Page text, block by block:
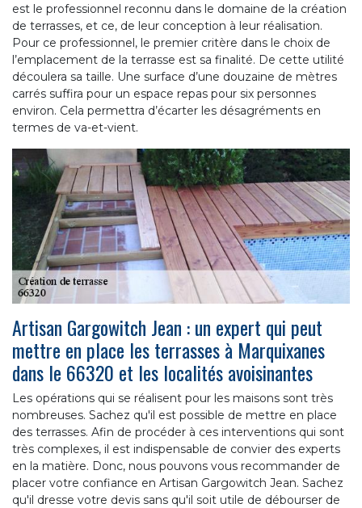
est le professionnel reconnu dans le domaine de la création
de terrasses, et ce, de leur conception à leur réalisation.
Pour ce professionnel, le premier critère dans le choix de
l’emplacement de la terrasse est sa finalité. De cette utilité
découlera sa taille. Une surface d’une douzaine de mètres
carrés suffira pour un espace repas pour six personnes
environ. Cela permettra d’écarter les désagréments en
termes de va-et-vient.
Artisan Gargowitch Jean : un expert qui peut
mettre en place les terrasses à Marquixanes
dans le 66320 et les localités avoisinantes
Les opérations qui se réalisent pour les maisons sont très
nombreuses. Sachez qu'il est possible de mettre en place
des terrasses. Afin de procéder à ces interventions qui sont
très complexes, il est indispensable de convier des experts
en la matière. Donc, nous pouvons vous recommander de
placer votre confiance en Artisan Gargowitch Jean. Sachez
qu'il dresse votre devis sans qu'il soit utile de débourser de